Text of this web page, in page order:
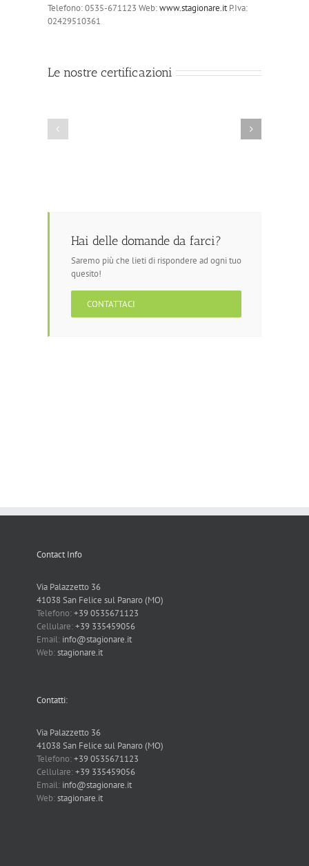
Telefono: 0535-671123 Web:www.stagionare.itP.Iva:
02429510361
Le nostre certificazioni
Hai delle domande da farci?
Saremo più che lieti di rispondere ad ogni tuo
quesito!
CONTATTACI
Contact Info
Via Palazzetto 36
41038 San Felice sul Panaro (MO)
Telefono:+39 0535671123
Cellulare:+39 335459056
Email: info@stagionare.it
Web:stagionare.it
Contatti:
Via Palazzetto 36
41038 San Felice sul Panaro (MO)
Telefono:+39 0535671123
Cellulare:+39 335459056
Email: info@stagionare.it
Web:stagionare.it